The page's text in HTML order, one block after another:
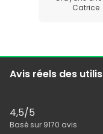
Catrice
Avis réels des
4,5/5
Basé sur 9170 avis